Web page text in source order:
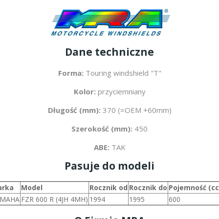
Dane techniczne
Forma: Touring windshield "T"
Kolor: przyciemniany
Długość (mm): 370 (=OEM +60mm)
Szerokość (mm): 450
ABE: TAK
Pasuje do modeli
Model Rocznik od Rocznik do Pojemność
FZR 600 R (4JH 4MH) 1994 1995 600